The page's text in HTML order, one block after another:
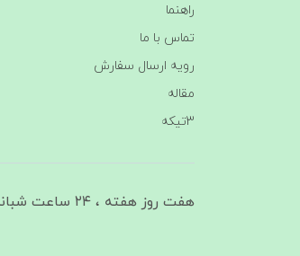
راهنما
تماس با ما
رویه ارسال سفارش
مقاله
3تیکه
هفت روز هفته ، ۲۴ ساعت شبانه‌روز پاسخگوی شما هستیم